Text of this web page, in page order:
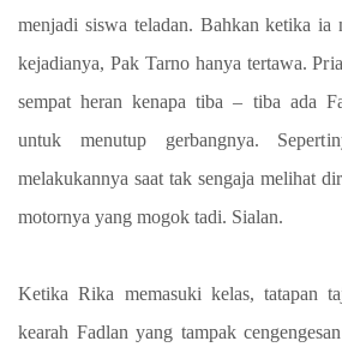
menjadi siswa teladan. Bahkan ketika ia
kejadianya, Pak Tarno hanya tertawa.
sempat heran kenapa tiba – tiba ada
untuk menutup gerbangnya.
melakukannya saat tak sengaja melihat
motornya yang mogok tadi. Sialan.
Ketika Rika memasuki kelas, tatapan
kearah Fadlan yang tampak